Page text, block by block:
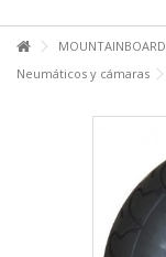
MOUNTAINBOARD
Neumáticos y cámaras